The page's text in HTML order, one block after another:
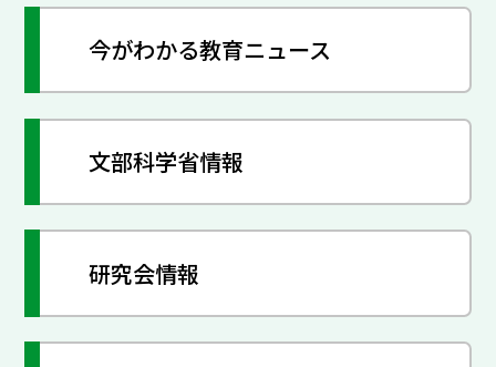
今がわかる教育ニュース
文部科学省情報
研究会情報